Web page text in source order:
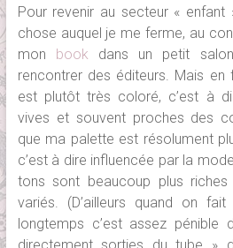
Pour revenir au secteur « enfant
chose auquel je me ferme, au
mon book dans un petit
rencontrer des éditeurs. Mais
est plutôt très coloré, c’est à
vives et souvent proches des
que ma palette est résolument
c’est à dire influencée par la
tons sont beaucoup plus
variés. (D’ailleurs quand on
longtemps c’est assez pénible
directement sorties du tube »